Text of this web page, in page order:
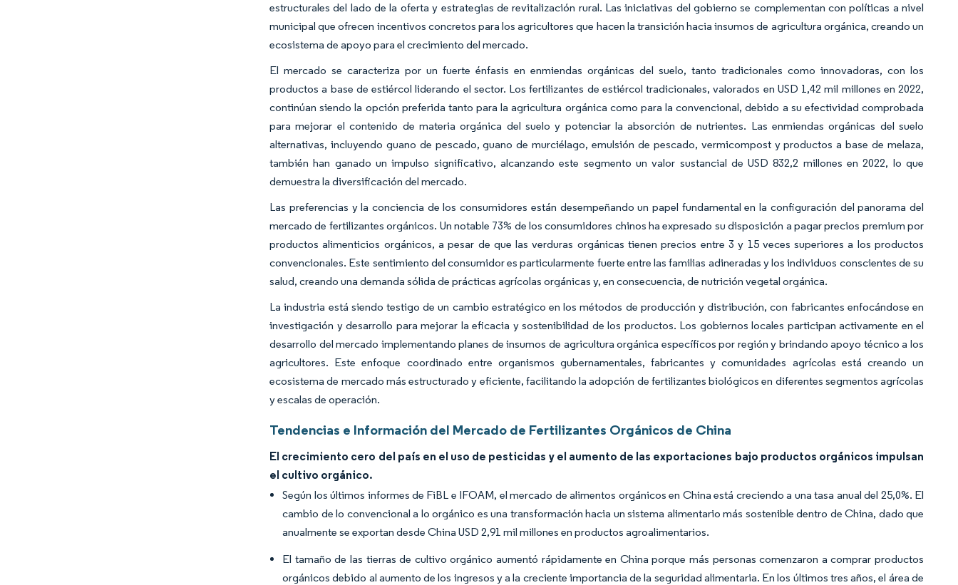
estructurales del lado de la oferta y estrategias de revitalización rural. Las iniciativas del gobierno se complementan con políticas a nivel
municipal que ofrecen incentivos concretos para los agricultores que hacen la transición hacia insumos de agricultura orgánica, creando un
ecosistema de apoyo para el crecimiento del mercado.
El mercado se caracteriza por un fuerte énfasis en enmiendas orgánicas del suelo, tanto tradicionales como innovadoras, con los
productos a base de estiércol liderando el sector. Los fertilizantes de estiércol tradicionales, valorados en USD 1,42 mil millones en 2022,
continúan siendo la opción preferida tanto para la agricultura orgánica como para la convencional, debido a su efectividad comprobada
para mejorar el contenido de materia orgánica del suelo y potenciar la absorción de nutrientes. Las enmiendas orgánicas del suelo
alternativas, incluyendo guano de pescado, guano de murciélago, emulsión de pescado, vermicompost y productos a base de melaza,
también han ganado un impulso significativo, alcanzando este segmento un valor sustancial de USD 832,2 millones en 2022, lo que
demuestra la diversificación del mercado.
Las preferencias y la conciencia de los consumidores están desempeñando un papel fundamental en la configuración del panorama del
mercado de fertilizantes orgánicos. Un notable 73% de los consumidores chinos ha expresado su disposición a pagar precios premium por
productos alimenticios orgánicos, a pesar de que las verduras orgánicas tienen precios entre 3 y 15 veces superiores a los productos
convencionales. Este sentimiento del consumidor es particularmente fuerte entre las familias adineradas y los individuos conscientes de su
salud, creando una demanda sólida de prácticas agrícolas orgánicas y, en consecuencia, de nutrición vegetal orgánica.
La industria está siendo testigo de un cambio estratégico en los métodos de producción y distribución, con fabricantes enfocándose en
investigación y desarrollo para mejorar la eficacia y sostenibilidad de los productos. Los gobiernos locales participan activamente en el
desarrollo del mercado implementando planes de insumos de agricultura orgánica específicos por región y brindando apoyo técnico a los
agricultores. Este enfoque coordinado entre organismos gubernamentales, fabricantes y comunidades agrícolas está creando un
ecosistema de mercado más estructurado y eficiente, facilitando la adopción de fertilizantes biológicos en diferentes segmentos agrícolas
y escalas de operación.
Tendencias e Información del Mercado de Fertilizantes Orgánicos de China
El crecimiento cero del país en el uso de pesticidas y el aumento de las exportaciones bajo productos orgánicos impulsan
el cultivo orgánico.
Según los últimos informes de FiBL e IFOAM, el mercado de alimentos orgánicos en China está creciendo a una tasa anual del 25,0%. El
cambio de lo convencional a lo orgánico es una transformación hacia un sistema alimentario más sostenible dentro de China, dado que
anualmente se exportan desde China USD 2,91 mil millones en productos agroalimentarios.
El tamaño de las tierras de cultivo orgánico aumentó rápidamente en China porque más personas comenzaron a comprar productos
orgánicos debido al aumento de los ingresos y a la creciente importancia de la seguridad alimentaria. En los últimos tres años, el área de